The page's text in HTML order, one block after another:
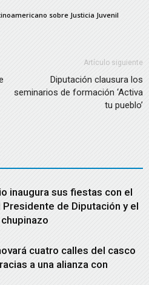
sobre Justicia Juvenil
Artículo siguiente
Diputación clausura los
seminarios de formación ‘Activa
tu pueblo’
inaugura sus fiestas con el
de Diputación y el
cuatro calles del casco
a una alianza con